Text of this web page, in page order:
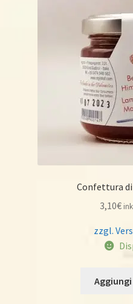
Confettura
3,10€
zzgl.